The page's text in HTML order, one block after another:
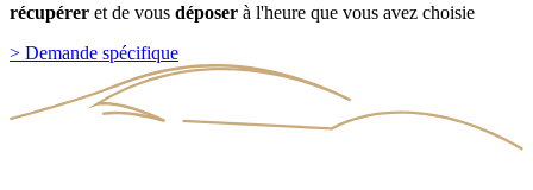
récupérer et de vous déposer à l'heure que vous avez choisie
> Demande spécifique